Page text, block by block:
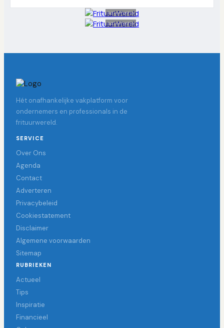
Advertentie
Advertentie
Hét onafhankelijke vakplatform voor
ondernemers en professionals in de
frituurwereld.
SERVICE
Over Ons
Agenda
Contact
Adverteren
Privacybeleid
Cookiestatement
Disclaimer
Algemene voorwaarden
Sitemap
RUBRIEKEN
Actueel
Tips
Inspiratie
Financieel